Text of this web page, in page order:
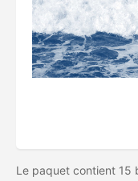
Le paquet contient 15